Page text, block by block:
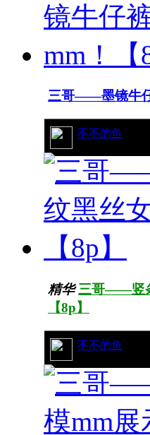
三哥——墨镜牛
不不的鱼
精华 三哥——竖
【8p】
不不的鱼